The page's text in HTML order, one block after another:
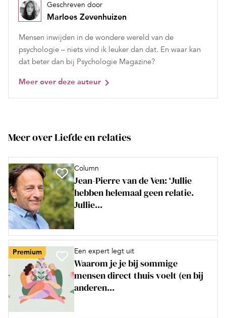
Geschreven door
Marloes Zevenhuizen
Mensen inwijden in de wondere wereld van de
psychologie – niets vind ik leuker dan dat. En waar kan
dat beter dan bij Psychologie Magazine?
Meer over deze auteur
Meer over Liefde en relaties
Column
Jean-Pierre van de Ven: ‘Jullie
hebben helemaal geen relatie.
Jullie...
Premium Een expert legt uit
Waarom je je bij sommige
mensen direct thuis voelt (en bij
anderen...